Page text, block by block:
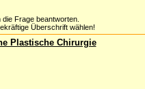
Frage beantworten.
Überschrift wählen!
Plastische Chirurgie